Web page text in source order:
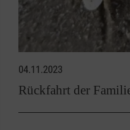
04.11.2023
Rückfahrt der